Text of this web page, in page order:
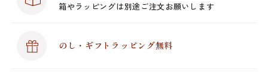
箱やラッピングは別途ご注文お願いします
のし・ギフトラッピング無料